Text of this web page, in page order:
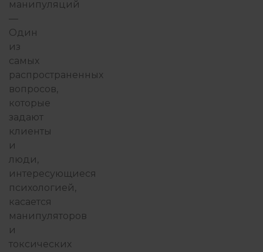
манипуляций
—
Один
из
самых
распространенных
вопросов,
которые
задают
клиенты
и
люди,
интересующиеся
психологией,
касается
манипуляторов
и
токсических
ФИЛОСОФИЯ ИЗБЫТКА